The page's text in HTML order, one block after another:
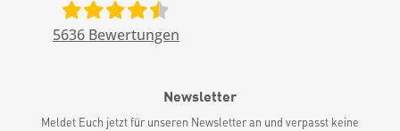
5636 Bewertungen
Newsletter
Meldet Euch jetzt für unseren Newsletter an und verpasst keine